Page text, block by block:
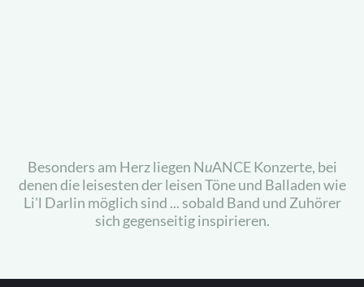
Besonders am Herz liegen NuANCE Konzerte, bei
denen die leisesten der leisen Töne und Balladen wie
Li'l Darlin möglich sind ... sobald Band und Zuhörer
sich gegenseitig inspirieren.